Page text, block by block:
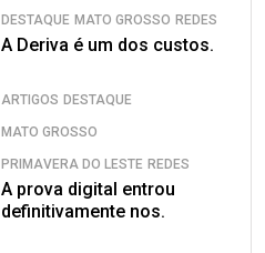
DESTAQUE MATO GROSSO REDES
A Deriva é um dos custos.
ARTIGOS DESTAQUE
MATO GROSSO
PRIMAVERA DO LESTE REDES
A prova digital entrou
definitivamente nos.